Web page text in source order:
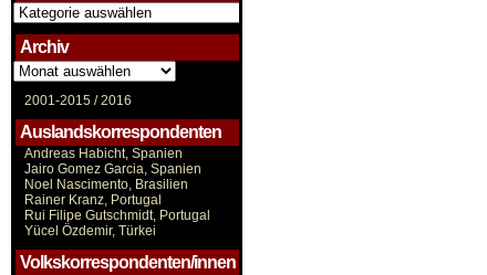
Autoren/-
innen
Archiv
Archiv
2001-2015 /2016
Auslandskorrespondenten
Andreas Habicht, Spanien
Jairo Gomez Garcia, Spanien
Noel Nascimento, Brasilien
Rainer Kranz, Portugal
Rui Filipe Gutschmidt, Portugal
Yücel Özdemir, Türkei
Volkskorrespondenten/innen